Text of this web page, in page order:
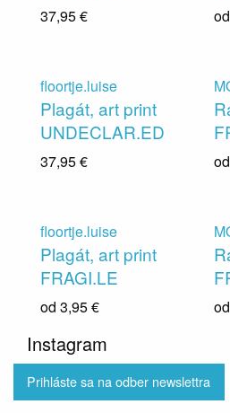
37,95 € od
floortje.luise
Plagát, art print
UNDECLAR.ED
37,95 € od
floortje.luise
Plagát, art print
FRAGI.LE
od 3,95 € od
Instagram
Prihláste sa na odber newslettra